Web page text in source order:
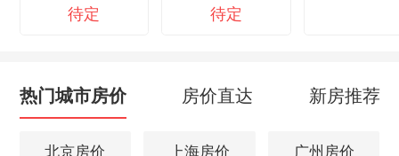
待定 待定
热门城市房价 房价直达 新房推荐
北京房价 上海房价 广州房价